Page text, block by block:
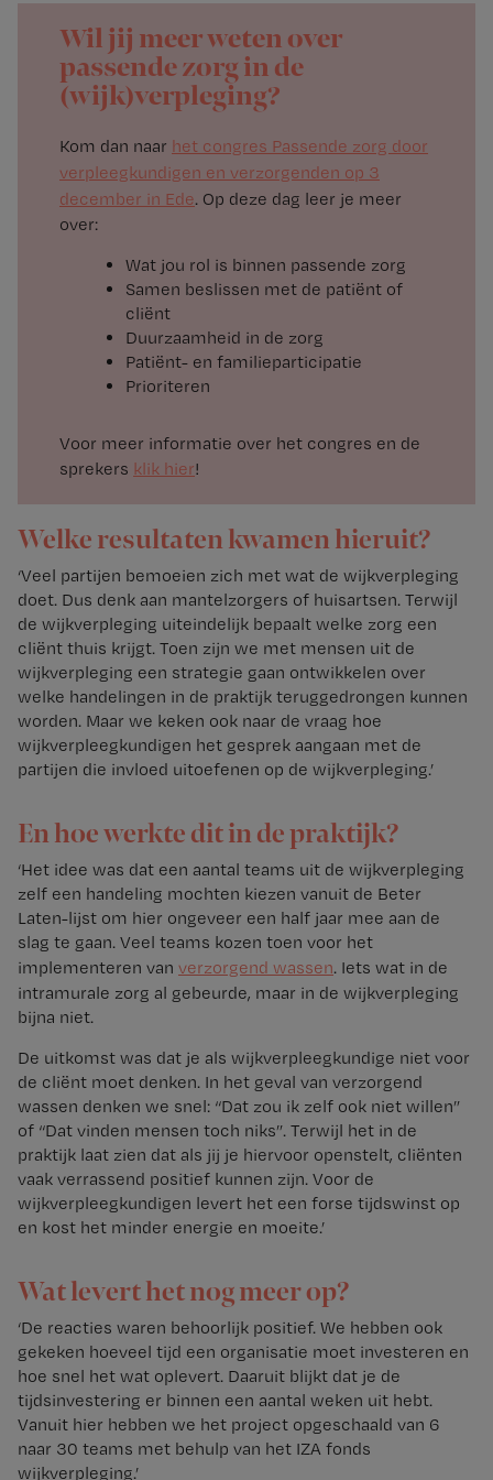
Wil jij meer weten over
passende zorg in de
(wijk)verpleging?
Kom dan naar het congres Passende zorg door
verpleegkundigen en verzorgenden op 3
december in Ede. Op deze dag leer je meer
over:
Wat jou rol is binnen passende zorg
Samen beslissen met de patiënt of
cliënt
Duurzaamheid in de zorg
Patiënt- en familieparticipatie
Prioriteren
Voor meer informatie over het congres en de
sprekers klik hier!
Welke resultaten kwamen hieruit?
‘Veel partijen bemoeien zich met wat de wijkverpleging
doet. Dus denk aan mantelzorgers of huisartsen. Terwijl
de wijkverpleging uiteindelijk bepaalt welke zorg een
cliënt thuis krijgt. Toen zijn we met mensen uit de
wijkverpleging een strategie gaan ontwikkelen over
welke handelingen in de praktijk teruggedrongen kunnen
worden. Maar we keken ook naar de vraag hoe
wijkverpleegkundigen het gesprek aangaan met de
partijen die invloed uitoefenen op de wijkverpleging.’
En hoe werkte dit in de praktijk?
‘Het idee was dat een aantal teams uit de wijkverpleging
zelf een handeling mochten kiezen vanuit de Beter
Laten-lijst om hier ongeveer een half jaar mee aan de
slag te gaan. Veel teams kozen toen voor het
implementeren van verzorgend wassen. Iets wat in de
intramurale zorg al gebeurde, maar in de wijkverpleging
bijna niet.
De uitkomst was dat je als wijkverpleegkundige niet voor
de cliënt moet denken. In het geval van verzorgend
wassen denken we snel: “Dat zou ik zelf ook niet willen”
of “Dat vinden mensen toch niks”. Terwijl het in de
praktijk laat zien dat als jij je hiervoor openstelt, cliënten
vaak verrassend positief kunnen zijn. Voor de
wijkverpleegkundigen levert het een forse tijdswinst op
en kost het minder energie en moeite.’
Wat levert het nog meer op?
‘De reacties waren behoorlijk positief. We hebben ook
gekeken hoeveel tijd een organisatie moet investeren en
hoe snel het wat oplevert. Daaruit blijkt dat je de
tijdsinvestering er binnen een aantal weken uit hebt.
Vanuit hier hebben we het project opgeschaald van 6
naar 30 teams met behulp van het IZA fonds
wijkverpleging.’